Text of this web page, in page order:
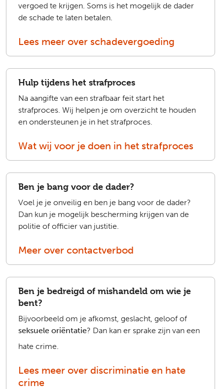
vergoed te krijgen. Soms is het mogelijk de dader
de schade te laten betalen.
Lees meer over schadevergoeding
Hulp tijdens het strafproces
Na aangifte van een strafbaar feit start het
strafproces. Wij helpen je om overzicht te houden
en ondersteunen je in het strafproces.
Wat wij voor je doen in het strafproces
Ben je bang voor de dader?
Voel je je onveilig en ben je bang voor de dader?
Dan kun je mogelijk bescherming krijgen van de
politie of officier van justitie.
Meer over contactverbod
Ben je bedreigd of mishandeld om wie je
bent?
Bijvoorbeeld om je afkomst, geslacht, geloof of
seksuele oriëntatie? Dan kan er sprake zijn van een
hate crime.
Lees meer over discriminatie en hate
crime